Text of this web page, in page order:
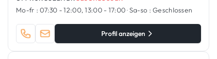
Mo-fr : 07:30 - 12:00, 13:00 - 17:00·Sa-so : Geschlossen
Profil anzeigen